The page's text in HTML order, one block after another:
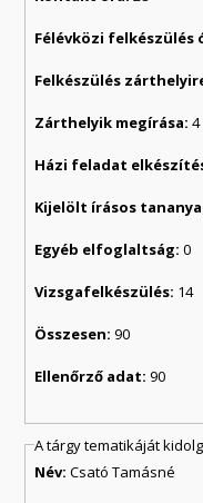
Félévközi felkészülés
Felkészülés
Zárthelyik megírása:4
Házi feladat
Kijelölt írásos
Egyéb elfoglaltság:0
Vizsgafelkészülés: 14
Összesen:90
Ellenőrző adat:90
A tárgy tematikáját
Név:Csató Tamásné